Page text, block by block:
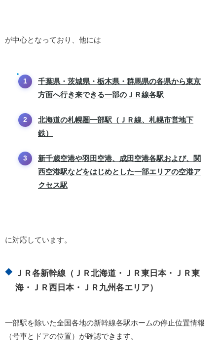
が中心となっており、他には
千葉県・茨城県・栃木県・群馬県の各県から東京
方面へ行き来できる一部のＪＲ線各駅
北海道の札幌圏一部駅（ＪＲ線、札幌市営地下
鉄）
新千歳空港や羽田空港、成田空港各駅および、関
西空港駅などをはじめとした一部エリアの空港ア
クセス駅
に対応しています。
ＪＲ各新幹線（ＪＲ北海道・ＪＲ東日本・ＪＲ東
海・ＪＲ西日本・ＪＲ九州各エリア）
一部駅を除いた全国各地の新幹線各駅ホームの停止位置情報
（号車とドアの位置）が確認できます。